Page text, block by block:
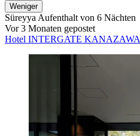
Weniger
Süreyya Aufenthalt von 6 Nächten
Vor 3 Monaten gepostet
Hotel INTERGATE KANAZAWA